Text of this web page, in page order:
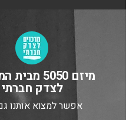
מיזם 5050
לצדק חברתי
אפשר למצוא אותנו